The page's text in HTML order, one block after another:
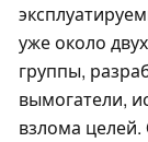
уже около
группы,
вымогатели,
взлома целей.